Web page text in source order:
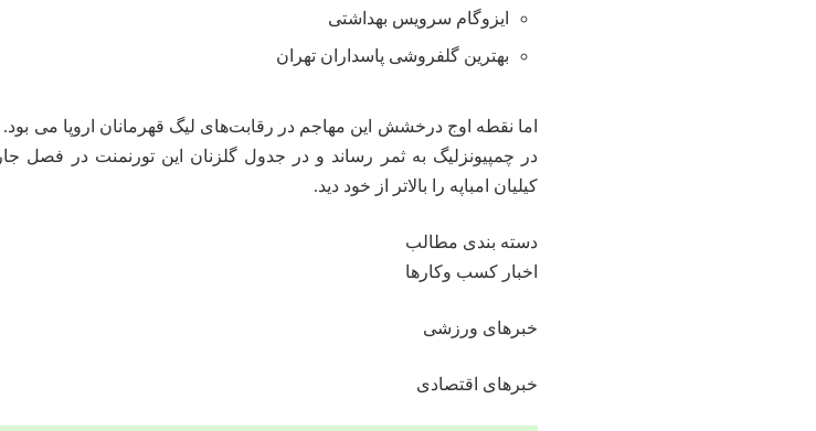
ایزوگام سرویس بهداشتی
بهترین گلفروشی پاسداران تهران
در چمپیونزلیگ به ثمر رساند و در جدول گلزنان این تورنمنت در فصل
کیلیان امباپه را بالاتر از خود دید.
دسته بندی مطالب
اخبار کسب وکارها
خبرهای ورزشی
خبرهای اقتصادی